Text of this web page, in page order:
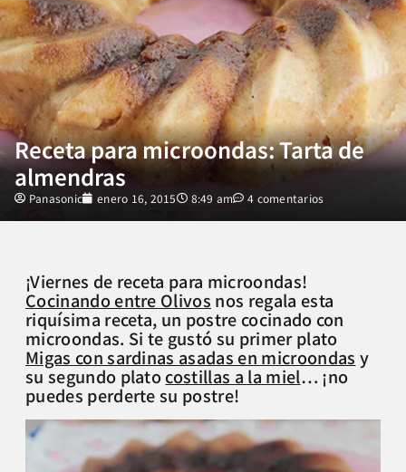
Receta para microondas: Tarta de
almendras
Panasonic enero 16, 2015 8:49 am 4 comentarios
¡Viernes de receta para microondas!
Cocinando entre Olivos nos regala esta
riquísima receta, un postre cocinado con
microondas. Si te gustó su primer plato
Migas con sardinas asadas en microondas y
su segundo platocostillas a la miel… ¡no
puedes perderte su postre!